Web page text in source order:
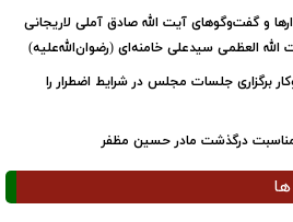
و گفت‌وگوهای آیت ‌الله صادق آملی لاریجانی
العظمی سیدعلی خامنه‌ای (رضوان‌الله‌علیه)
برگزاری جلسات مجلس در شرایط اضطرار را
مناسبت درگذشت مادر حسین مظفر